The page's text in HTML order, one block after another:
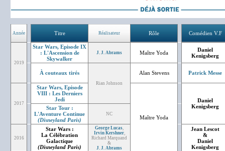
Année Titre Réalisateur Rôle Comédien V.F
2019
Star Wars, Episode IX
: L'Ascension de
Skywalker
J. J. Abrams Maître Yoda
Daniel
Kenigsberg
À couteaux tirés
Rian Johnson
Alan Stevens Patrick Messe
2017
Star Wars, Episode
VIII : Les Derniers
Jedi
Maître Yoda
Daniel
Kenigsberg
Star Tour :
L'Aventure Continue
(Disneyland Paris)
NC
2016
Star Wars :
La Célébration
Galactique
(Disneyland Paris)
George Lucas,
Irvin Kershner,
Richard Marquand
&
J. J. Abrams
Jean Lescot
&
Daniel
Kenigsberg